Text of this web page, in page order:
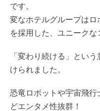
です。
変なホテルグループは
を採用した、ユニークな
「変わり続ける」とい
けられました。
恐竜ロボットや宇宙飛
どエンタメ性抜群！